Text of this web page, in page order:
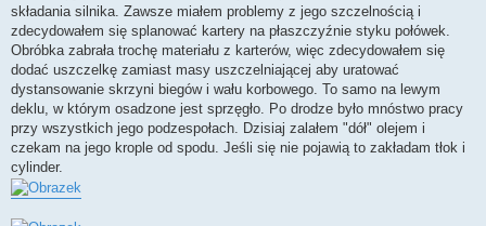
składania silnika. Zawsze miałem problemy z jego szczelnością i
zdecydowałem się splanować kartery na płaszczyźnie styku połówek.
Obróbka zabrała trochę materiału z karterów, więc zdecydowałem się
dodać uszczelkę zamiast masy uszczelniającej aby uratować
dystansowanie skrzyni biegów i wału korbowego. To samo na lewym
deklu, w którym osadzone jest sprzęgło. Po drodze było mnóstwo pracy
przy wszystkich jego podzespołach. Dzisiaj zalałem "dół" olejem i
czekam na jego krople od spodu. Jeśli się nie pojawią to zakładam tłok i
cylinder.